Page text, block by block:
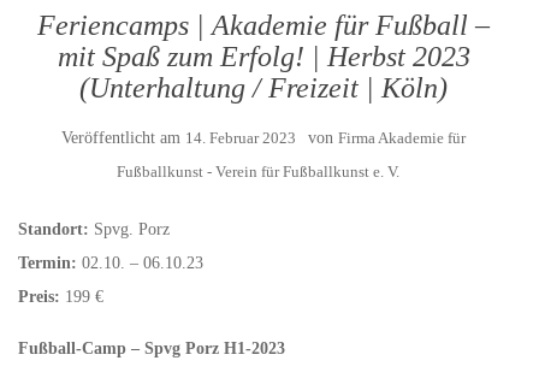
Feriencamps | Akademie für Fußball –
mit Spaß zum Erfolg! | Herbst 2023
(Unterhaltung / Freizeit | Köln)
Veröffentlicht am 14. Februar 2023 von Firma Akademie für
Fußballkunst - Verein für Fußballkunst e. V.
Standort: Spvg. Porz
Termin: 02.10. – 06.10.23
Preis: 199 €
Fußball-Camp – Spvg Porz H1-2023